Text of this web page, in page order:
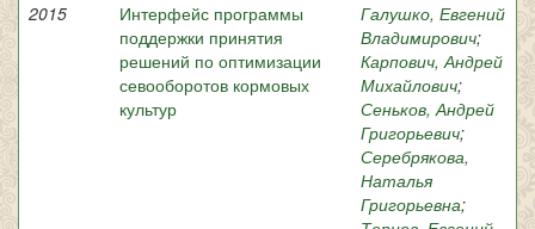
2015
Интерфейс программы
поддержки принятия
решений по оптимизации
севооборотов кормовых
культур
Галушко, Евгений
Владимирович;
Карпович, Андрей
Михайлович;
Сеньков, Андрей
Григорьевич;
Серебрякова,
Наталья
Григорьевна;